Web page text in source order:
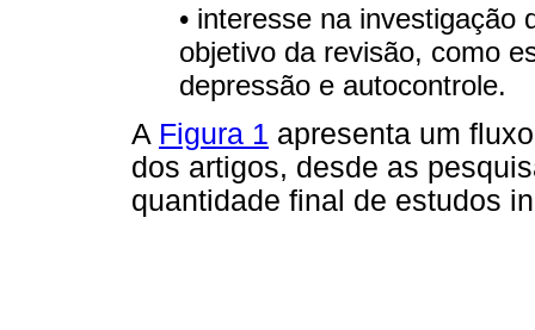
• interesse na investigação
objetivo da revisão, como
depressão e autocontrole.
A Figura 1 apresenta um
dos artigos, desde as
quantidade final de estudos